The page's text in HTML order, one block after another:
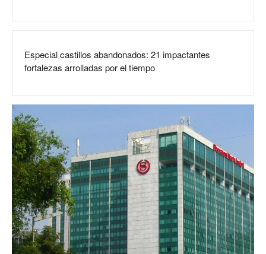
Especial castillos abandonados: 21 impactantes
fortalezas arrolladas por el tiempo